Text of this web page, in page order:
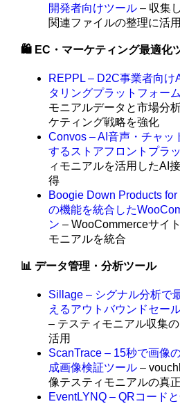
開発者向けツール – 収集
関連ファイルの整理に活用
🛍️ EC・マーケティング最適化
REPPL – D2C事業者向け
タリングプラットフォーム
モニアルデータと市場分
ケティング戦略を強化
Convos – AI音声・チャッ
するストアフロントプラ
ィモニアルを活用したAI
得
Boogie Down Products
の機能を統合した
ン – WooCommerceサイ
モニアルを統合
📊 データ管理・分析ツール
Sillage – シグナル分析で
えるアウトバウンドセー
– テスティモニアル収集
活用
ScanTrace – 15秒で画像
成画像検証ツール –
像テスティモニアルの真
EventLYNQ – QRコード